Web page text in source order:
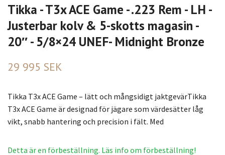
Tikka - T3x ACE Game - .223 Rem - LH -
Justerbar kolv & 5-skotts magasin -
20″ - 5/8×24 UNEF- Midnight Bronze
29 995 SEK
Tikka T3x ACE Game – lätt och mångsidigt jaktgevärTikka
T3x ACE Game är designad för jägare som värdesätter låg
vikt, snabb hantering och precision i fält. Med
Detta är en förbeställning. Läs info om förbeställning!